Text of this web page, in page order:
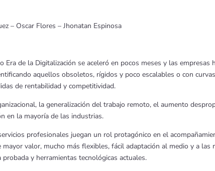
– Oscar Flores – Jhonatan Espinosa
Era de la Digitalización se aceleró en pocos meses y las
aquellos obsoletos, rígidos y poco escalables o con
de rentabilidad y competitividad.
la generalización del trabajo remoto, el aumento
en la mayoría de las industrias.
profesionales juegan un rol protagónico en el
mayor valor, mucho más flexibles, fácil adaptación al medio y a
y herramientas tecnológicas actuales.